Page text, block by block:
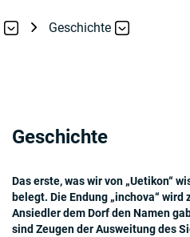
Geschichte
Geschichte
Das erste, was wir von „Uetikon“
belegt. Die Endung „inchova“
Ansiedler dem Dorf den Namen
sind Zeugen der Ausweitung des